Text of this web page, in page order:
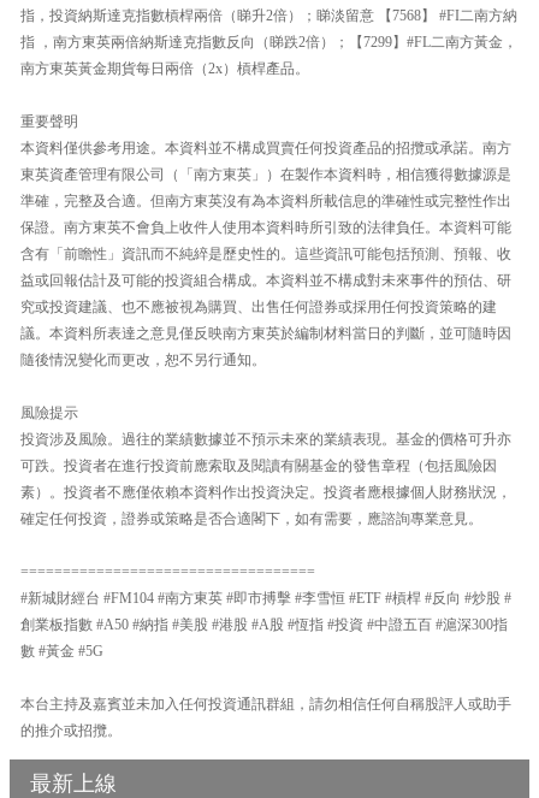
指，投資納斯達克指數槓桿兩倍（睇升2倍）；睇淡留意 【7568】 #FI二南方納
指 ，南方東英兩倍納斯達克指數反向（睇跌2倍）；【7299】#FL二南方黃金，
南方東英黃金期貨每日兩倍（2x）槓桿產品。
重要聲明
本資料僅供參考用途。本資料並不構成買賣任何投資產品的招攬或承諾。南方
東英資產管理有限公司（「南方東英」）在製作本資料時，相信獲得數據源是
準確，完整及合適。但南方東英沒有為本資料所載信息的準確性或完整性作出
保證。南方東英不會負上收件人使用本資料時所引致的法律負任。本資料可能
含有「前瞻性」資訊而不純綷是歷史性的。這些資訊可能包括預測、預報、收
益或回報估計及可能的投資組合構成。本資料並不構成對未來事件的預估、研
究或投資建議、也不應被視為購買、出售任何證券或採用任何投資策略的建
議。本資料所表達之意見僅反映南方東英於編制材料當日的判斷，並可隨時因
隨後情況變化而更改，恕不另行通知。
風險提示
投資涉及風險。過往的業績數據並不預示未來的業績表現。基金的價格可升亦
可跌。投資者在進行投資前應索取及閱讀有關基金的發售章程（包括風險因
素）。投資者不應僅依賴本資料作出投資決定。投資者應根據個人財務狀況，
確定任何投資，證券或策略是否合適閣下，如有需要，應諮詢專業意見。
===================================
#新城財經台 #FM104 #南方東英 #即市搏擊 #李雪恒 #ETF #槓桿 #反向 #炒股 #
創業板指數 #A50 #納指 #美股 #港股 #A股 #恆指 #投資 #中證五百 #滬深300指
數 #黃金 #5G
本台主持及嘉賓並未加入任何投資通訊群組，請勿相信任何自稱股評人或助手
的推介或招攬。
最新上線